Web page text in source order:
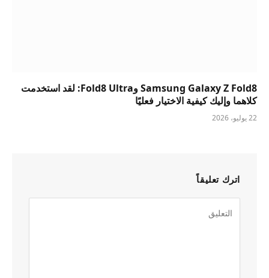
Samsung Galaxy Z Fold8 وFold8 Ultra: لقد استخدمت
كلاهما وإليك كيفية الاختيار فعليًا
22 يوليو، 2026
اترك تعليقاً